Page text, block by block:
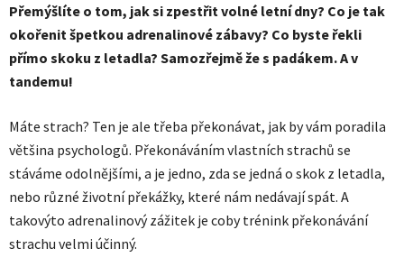
Přemýšlíte o tom, jak si zpestřit volné letní dny? Co je tak
okořenit špetkou adrenalinové zábavy? Co byste řekli
přímo skoku z letadla? Samozřejmě že s padákem. A v
tandemu!
Máte strach? Ten je ale třeba překonávat, jak by vám poradila
většina psychologů. Překonáváním vlastních strachů se
stáváme odolnějšími, a je jedno, zda se jedná o skok z letadla,
nebo různé životní překážky, které nám nedávají spát. A
takovýto adrenalinový zážitek je coby trénink překonávání
strachu velmi účinný.